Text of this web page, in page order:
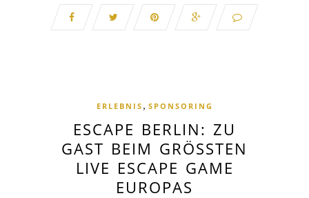
ERLEBNIS , SPONSORING
ESCAPE BERLIN: ZU
GAST BEIM GRÖSSTEN L
IVE ESCAPE GAME E
UROPAS